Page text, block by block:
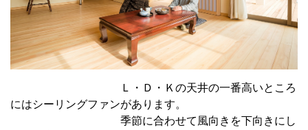
Ｌ・Ｄ・Ｋの天井の一番高いところ
にはシーリングファンがあります。
季節に合わせて風向きを下向きにし